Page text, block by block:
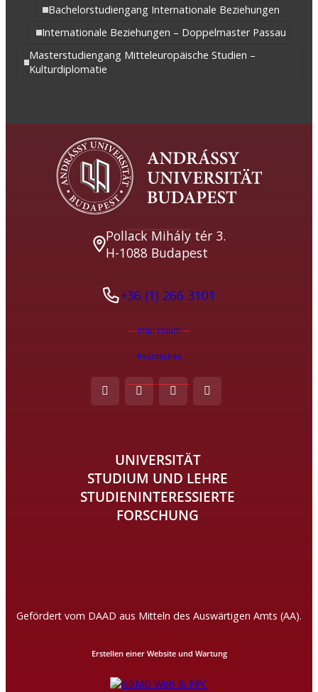
Bachelorstudiengang Internationale Beziehungen
Internationale Beziehungen – Doppelmaster Passau
Masterstudiengang Mitteleuropäische Studien –
Kulturdiplomatie
Pollack Mihály tér 3.
H-1088 Budapest
+36 (1) 266 3101
Impressum
Rechtliches
UNIVERSITÄT
STUDIUM UND LEHRE
STUDIENINTERESSIERTE
FORSCHUNG
Gefördert vom DAAD aus Mitteln des Auswärtigen Amts (AA).
Erstellen einer Website und Wartung